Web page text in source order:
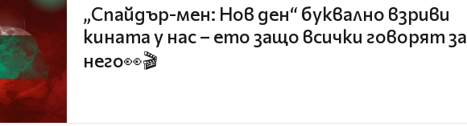
„Спайдър-мен: Нов ден“ буквално взриви
кината у нас – ето защо всички говорят за
него👀🎬